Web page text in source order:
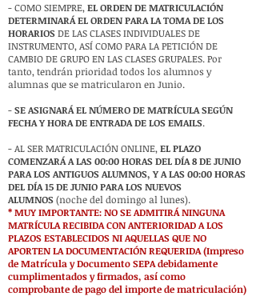
- COMO SIEMPRE, EL ORDEN DE MATRICULACIÓN
DETERMINARÁ EL ORDEN PARA LA TOMA DE LOS
HORARIOSDE LAS CLASES INDIVIDUALES DE
INSTRUMENTO, ASÍ COMO PARA LA PETICIÓN DE
CAMBIO DE GRUPO EN LAS CLASES GRUPALES. Por
tanto, tendrán prioridad todos los alumnos y
alumnas que se matricularon en Junio.
-SE ASIGNARÁ EL NÚMERO DE MATRÍCULA SEGÚN
FECHA Y HORA DE ENTRADA DE LOS EMAILS.
- AL SER MATRICULACIÓN ONLINE, EL PLAZO
COMENZARÁ A LAS 00:00 HORAS DEL DÍA 8 DE JUNIO
PARA LOS ANTIGUOS ALUMNOS, Y A LAS 00:00 HORAS
DEL DÍA 15 DE JUNIO PARA LOS NUEVOS
ALUMNOS(noche del domingo al lunes).
* MUY IMPORTANTE: NO SE ADMITIRÁ NINGUNA
MATRÍCULA RECIBIDA CON ANTERIORIDAD A LOS
PLAZOS ESTABLECIDOS NI AQUELLAS QUE NO
APORTEN LA DOCUMENTACIÓN REQUERIDA (Impreso
de Matrícula y Documento SEPA debidamente
cumplimentados y firmados, así como
comprobante de pago del importe de matriculación)